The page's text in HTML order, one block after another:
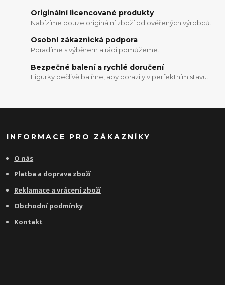
Originální licencované produkty
Nabízíme pouze originální zboží od ověřených výrobců.
Osobní zákaznická podpora
Poradíme s výběrem a rádi pomůžeme.
Bezpečné balení a rychlé doručení
Figurky pečlivě balíme, aby dorazily v perfektním stavu.
INFORMACE PRO ZÁKAZNÍKY
O nás
Platba a doprava zboží
Reklamace a vrácení zboží
Obchodní podmínky
Kontakt